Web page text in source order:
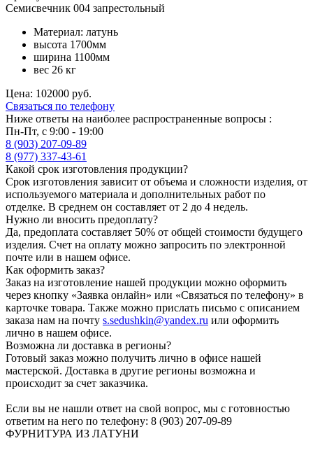
Семисвечник 004 запрестольный
Материал: латунь
высота 1700мм
ширина 1100мм
вес 26 кг
Цена: 102000 руб.
Связаться по телефону
Ниже ответы на наиболее распространенные вопросы :
Пн-Пт, с 9:00 - 19:00
8 (903) 207-09-89
8 (977) 337-43-61
Какой срок изготовления продукции?
Срок изготовления зависит от объема и сложности изделия, от
используемого материала и дополнительных работ по
отделке. В среднем он составляет от 2 до 4 недель.
Нужно ли вносить предоплату?
Да, предоплата составляет 50% от общей стоимости будущего
изделия. Счет на оплату можно запросить по электронной
почте или в нашем офисе.
Как оформить заказ?
Заказ на изготовление нашей продукции можно оформить
через кнопку «Заявка онлайн» или «Связаться по телефону» в
карточке товара. Также можно прислать письмо с описанием
заказа нам на почту s.sedushkin@yandex.ru или оформить
лично в нашем офисе.
Возможна ли доставка в регионы?
Готовый заказ можно получить лично в офисе нашей
мастерской. Доставка в другие регионы возможна и
происходит за счет заказчика.
Если вы не нашли ответ на свой вопрос, мы с готовностью
ответим на него по телефону: 8 (903) 207-09-89
ФУРНИТУРА ИЗ ЛАТУНИ